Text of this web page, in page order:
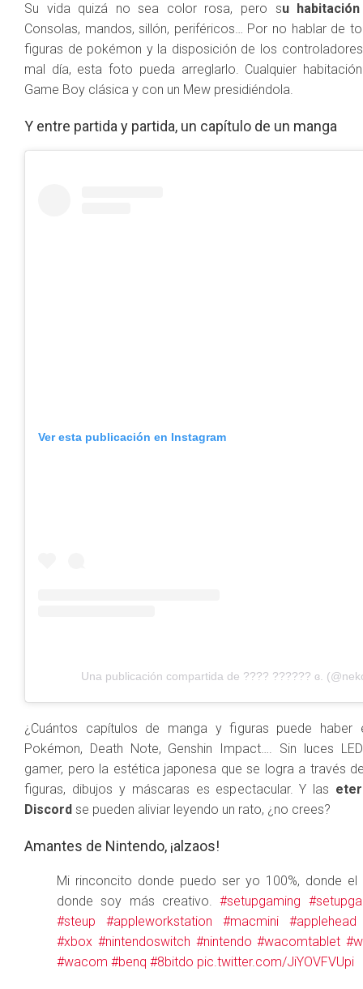
Su vida quizá no sea color rosa, pero su
Consolas, mandos, sillón, periféricos… Por no hablar de
figuras de pokémon y la disposición de los
mal día, esta foto pueda arreglarlo. Cualquier
Game Boy clásica y con un Mew presidiéndola.
Y entre partida y partida, un capítulo de un manga
Ver esta publicación en Instagram
Una publicación compartida de ???? ?????? ɞ.
¿Cuántos capítulos de manga y figuras puede haber
Pokémon, Death Note, Genshin Impact…. Sin luces
gamer, pero la estética japonesa que se logra a través
figuras, dibujos y máscaras es espectacular. Y las
Discord se pueden aliviar leyendo un rato, ¿no crees?
Amantes de Nintendo, ¡alzaos!
Mi rinconcito donde puedo ser yo 100%, donde el
donde soy más creativo.#setupgaming
#steup
#appleworkstation #macmini
#applehead
#xbox #nintendoswitch #nintendo #wacomtablet
#wacom #benq #8bitdo pic.twitter.com/JiYOVFVUpi